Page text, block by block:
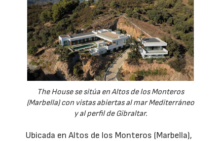
The House se sitúa en Altos de los Monteros
(Marbella) con vistas abiertas al mar Mediterráneo
y al perfil de Gibraltar.
Ubicada en Altos de los Monteros (Marbella),